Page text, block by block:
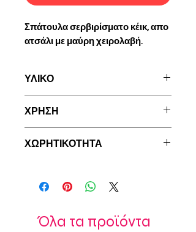
Σπάτουλα σερβιρίσματο κέικ, απο
ατσάλι με μαύρη χειρολαβή.
ΥΛΙΚΟ
ΧΡΗΣΗ
χρειάζεται πλύσιμο
ΧΩΡΗΤΙΚΟΤΗΤΑ
Όλα τα προϊόντα